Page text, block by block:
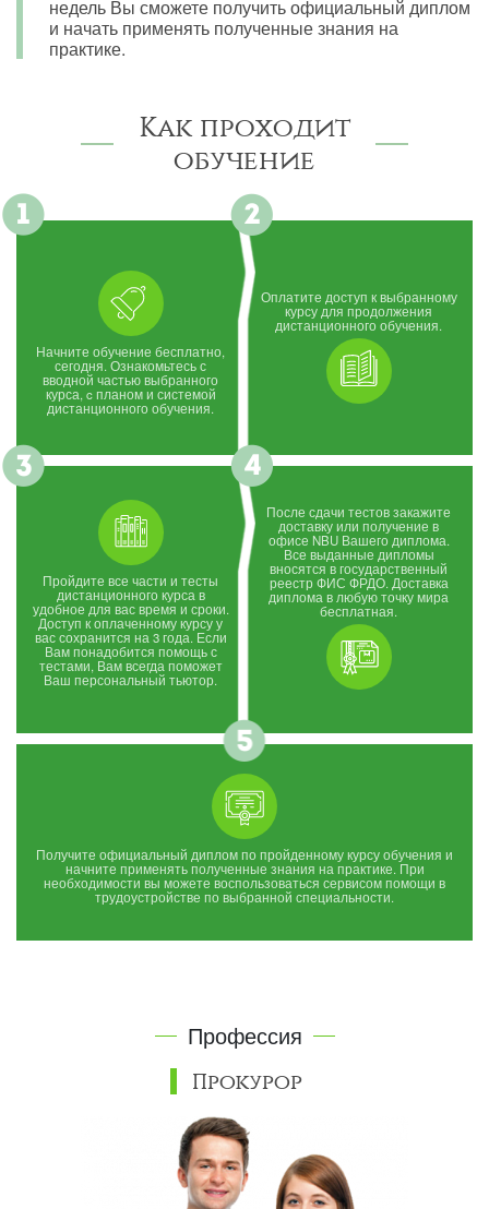
недель Вы сможете получить официальный диплом
и начать применять полученные знания на
практике.
Как проходит
обучение
Начните обучение бесплатно,
сегодня. Ознакомьтесь с
вводной частью выбранного
курса, c планом и системой
дистанционного обучения.
Оплатите доступ к выбранному
курсу для продолжения
дистанционного обучения.
Пройдите все части и тесты
дистанционного курса в
удобное для вас время и сроки.
Доступ к оплаченному курсу у
вас сохранится на 3 года. Если
Вам понадобится помощь с
тестами, Вам всегда поможет
Ваш персональный тьютор.
После сдачи тестов закажите
доставку или получение в
офисе NBU Вашего диплома.
Все выданные дипломы
вносятся в государственный
реестр ФИС ФРДО. Доставка
диплома в любую точку мира
бесплатная.
Получите официальный диплом по пройденному курсу обучения и
начните применять полученные знания на практике. При
необходимости вы можете воспользоваться сервисом помощи в
трудоустройстве по выбранной специальности.
Профессия
Прокурор